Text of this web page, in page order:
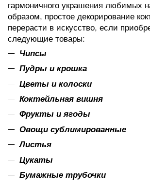
гармоничного украшения любимых
образом, простое декорирование
перерасти в искусство, если
следующие товары:
Чипсы
Пудры и крошка
Цветы и колоски
Коктейльная вишня
Фрукты и ягоды
Овощи сублимированные
Листья
Цукаты
Бумажные трубочки